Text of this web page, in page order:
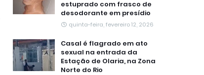
estuprado com frasco de
desodorante em presídio
quinta-feira, fevereiro 12, 2026
Casal é flagrado em ato
sexual na entrada da
Estação de Olaria, na Zona
Norte do Rio